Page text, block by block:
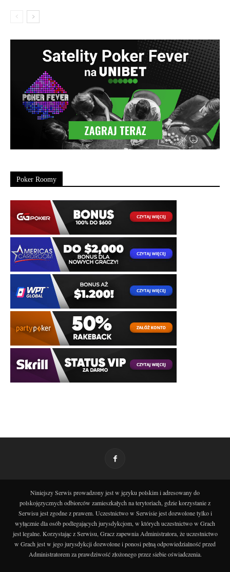
Poker Roomy
Niniejszy Serwis prowadzony jest w języku polskim i adresowany do
polskojęzycznych odbiorców zamieszkałych na terytoriach, gdzie korzystanie z
Serwisu jest zgodne z prawem. Uczestnictwo w Serwisie jest dozwolone tylko i
wyłącznie dla osób podlegających jurysdykcjom, w których uczestnictwo w Grach
jest legalne. Korzystając z Serwisu, Gracz zapewnia Administratora, że uczestnictwo
w Grach jest w jego jurysdykcji dozwolone i ponosi pełną odpowiedzialność przed
Administratorem za prawdziwość złożonego przez siebie oświadczenia.